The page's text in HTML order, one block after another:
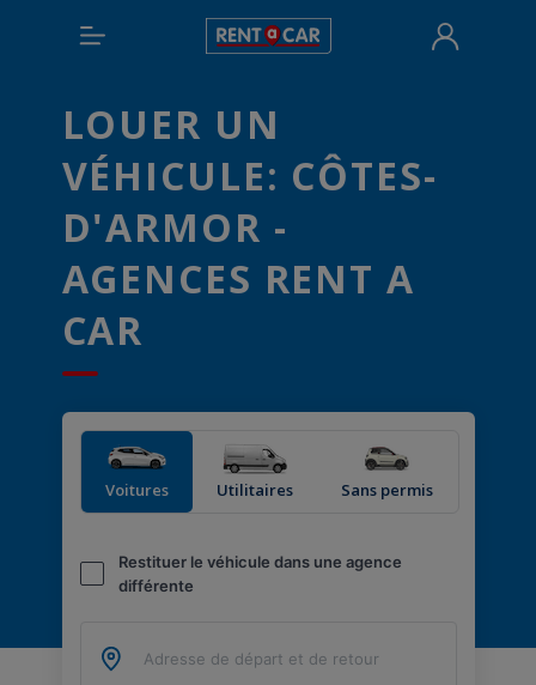
LOUER UN
VÉHICULE: CÔTES-
D'ARMOR -
AGENCES RENT A
CAR
Voitures Utilitaires Sans permis
Restituer le véhicule dans une agence
différente